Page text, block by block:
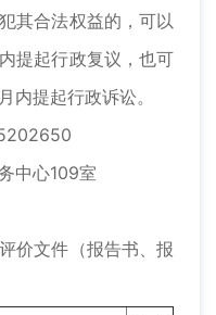
其合法权益的，可以
提起行政复议，也可
内提起行政诉讼。
中心109室
文件（报告书、报